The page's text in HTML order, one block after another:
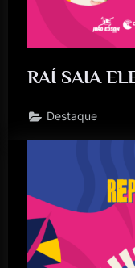
RAÍ SAIA
Destaque